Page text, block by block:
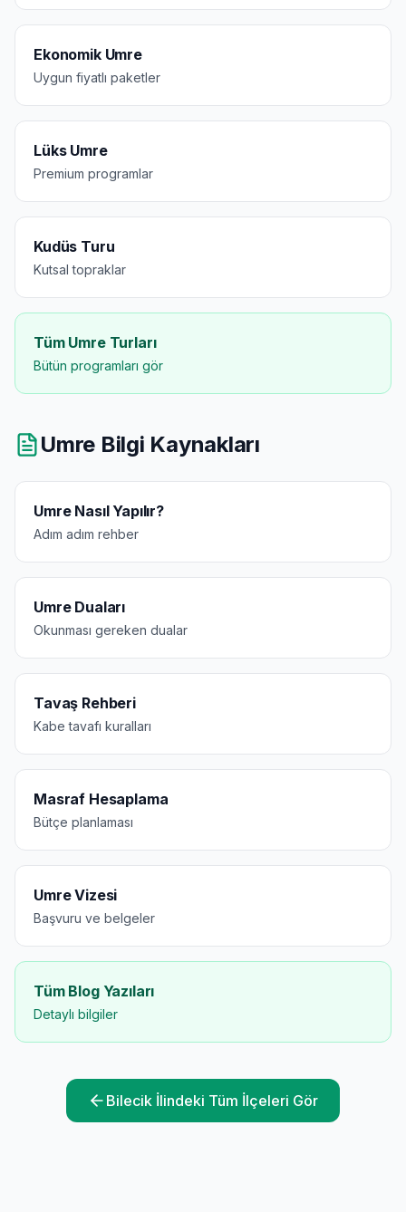
Ekonomik Umre
Uygun fiyatlı paketler
Lüks Umre
Premium programlar
Kudüs Turu
Kutsal topraklar
Tüm Umre Turları
Bütün programları gör
Umre Bilgi Kaynakları
Umre Nasıl Yapılır?
Adım adım rehber
Umre Duaları
Okunması gereken dualar
Tavaş Rehberi
Kabe tavafı kuralları
Masraf Hesaplama
Bütçe planlaması
Umre Vizesi
Başvuru ve belgeler
Tüm Blog Yazıları
Detaylı bilgiler
Bilecik İlindeki Tüm İlçeleri Gör